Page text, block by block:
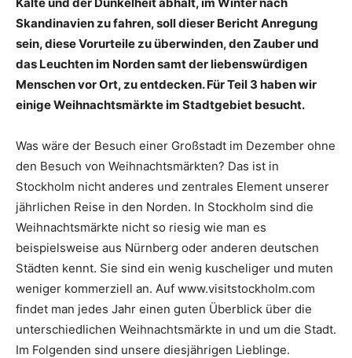
Skandinavien zu fahren, soll dieser Bericht Anregung
sein, diese Vorurteile zu überwinden, den Zauber und
das Leuchten im Norden samt der liebenswürdigen
Menschen vor Ort, zu entdecken. Für Teil 3 haben wir
einige Weihnachtsmärkte im Stadtgebiet besucht.
Was wäre der Besuch einer Großstadt im Dezember ohne
den Besuch von Weihnachtsmärkten? Das ist in
Stockholm nicht anderes und zentrales Element unserer
jährlichen Reise in den Norden. In Stockholm sind die
Weihnachtsmärkte nicht so riesig wie man es
beispielsweise aus Nürnberg oder anderen deutschen
Städten kennt. Sie sind ein wenig kuscheliger und muten
weniger kommerziell an. Auf www.visitstockholm.com
findet man jedes Jahr einen guten Überblick über die
unterschiedlichen Weihnachtsmärkte in und um die Stadt.
Im Folgenden sind unsere diesjährigen Lieblinge.